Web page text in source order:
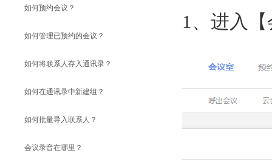
如何预约会议？
如何管理已预约的会议？
如何将联系人存入通讯录？
如何在通讯录中新建组？
如何批量导入联系人？
会议录音在哪里？
1、进入